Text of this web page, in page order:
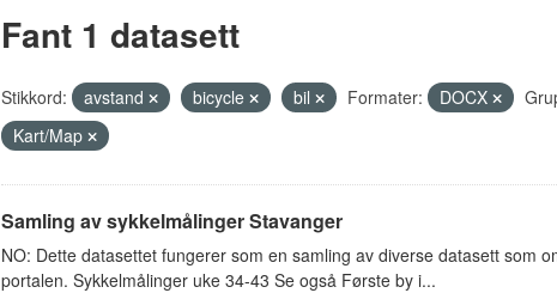
Fant 1 datasett
Stikkord: avstand bicycle bil Formater: DOCX
Kart/Map
Samling av sykkelmålinger Stavanger
NO: Dette datasettet fungerer som en samling av diverse datasett som
portalen. Sykkelmålinger uke 34-43 Se også Første by i...